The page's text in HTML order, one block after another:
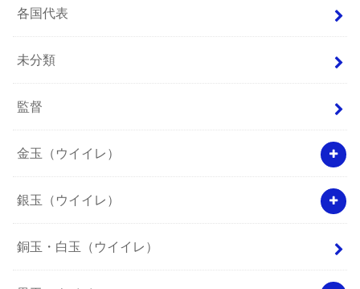
各国代表
未分類
監督
金玉（ウイイレ）
銀玉（ウイイレ）
銅玉・白玉（ウイイレ）